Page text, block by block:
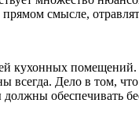
смысле,
кухонных
всегда. Дело в том,
обеспечивать